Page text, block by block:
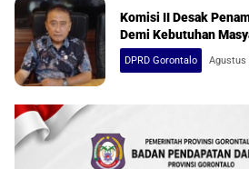
Komisi II Desak
Demi Kebutuhan
DPRD Gorontalo Agustus